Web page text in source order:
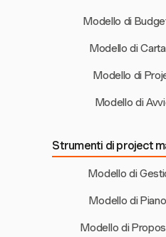
Modello di
Modello di
Modello di
Modello di
Strumenti di project
Modello di
Modello di
Modello di